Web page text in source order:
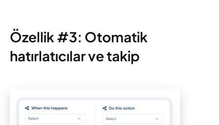
Özellik #3: Otomatik
hatırlatıcılar ve takip